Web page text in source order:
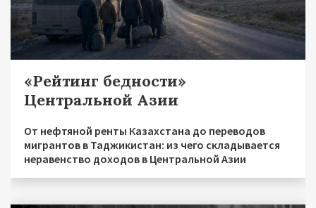
«Рейтинг бедности»
Центральной Азии
От нефтяной ренты Казахстана до переводов
мигрантов в Таджикистан: из чего складывается
неравенство доходов в Центральной Азии